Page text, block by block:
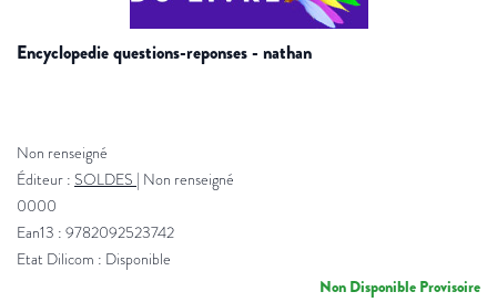
encyclopedie questions-reponses - nathan
Non renseigné
Éditeur : SOLDES | Non renseigné
0000
Ean13 : 9782092523742
Etat Dilicom : Disponible
Non Disponible Provisoire